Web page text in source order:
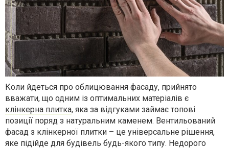
Коли йдеться про облицювання фасаду, прийнято
вважати, що одним із оптимальних матеріалів є
клінкерна плитка, яка за відгуками займає топові
позиції поряд з натуральним каменем. Вентильований
фасад з клінкерної плитки – це універсальне рішення,
яке підійде для будівель будь-якого типу. Недорого